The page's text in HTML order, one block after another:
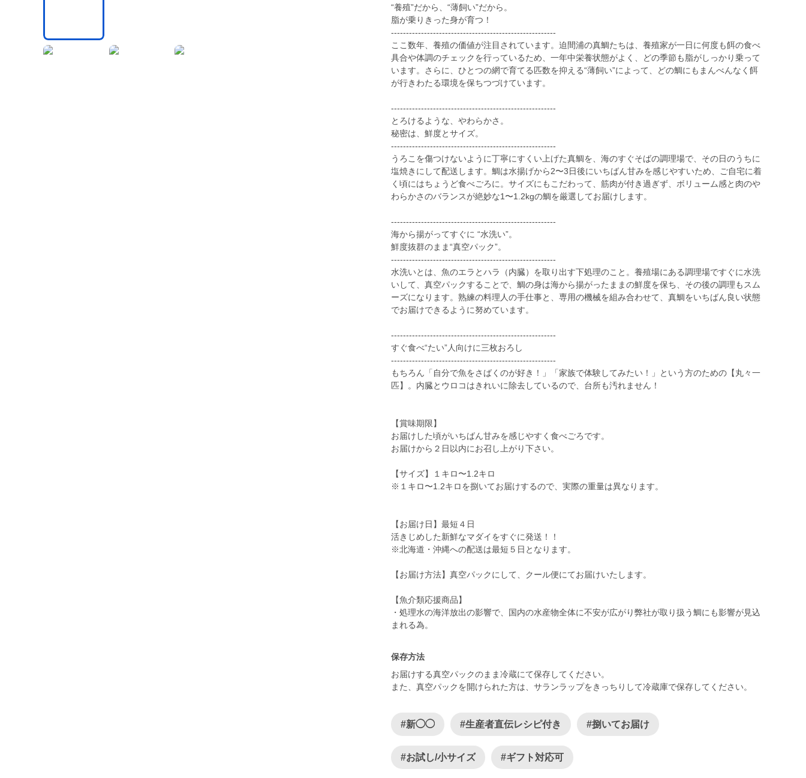
“養殖”だから、“薄飼い”だから。
脂が乗りきった身が育つ！
-------------------------------------------------------
ここ数年、養殖の価値が注目されています。迫間浦の真鯛たちは、養殖家が一日に何度も餌の食べ
具合や体調のチェックを行っているため、一年中栄養状態がよく、どの季節も脂がしっかり乗って
います。さらに、ひとつの網で育てる匹数を抑える“薄飼い”によって、どの鯛にもまんべんなく餌
が行きわたる環境を保ちつづけています。
-------------------------------------------------------
とろけるような、やわらかさ。
秘密は、鮮度とサイズ。
-------------------------------------------------------
うろこを傷つけないように丁寧にすくい上げた真鯛を、海のすぐそばの調理場で、その日のうちに
塩焼きにして配送します。鯛は水揚げから2〜3日後にいちばん甘みを感じやすいため、ご自宅に着
く頃にはちょうど食べごろに。サイズにもこだわって、筋肉が付き過ぎず、ボリューム感と肉のや
わらかさのバランスが絶妙な1〜1.2kgの鯛を厳選してお届けします。
-------------------------------------------------------
海から揚がってすぐに “水洗い”。
鮮度抜群のまま“真空パック”。
-------------------------------------------------------
水洗いとは、魚のエラとハラ（内臓）を取り出す下処理のこと。養殖場にある調理場ですぐに水洗
いして、真空パックすることで、鯛の身は海から揚がったままの鮮度を保ち、その後の調理もスム
ーズになります。熟練の料理人の手仕事と、専用の機械を組み合わせて、真鯛をいちばん良い状態
でお届けできるように努めています。
-------------------------------------------------------
すぐ食べ“たい”人向けに三枚おろし
-------------------------------------------------------
もちろん「自分で魚をさばくのが好き！」「家族で体験してみたい！」という方のための【丸々一
匹】。内臓とウロコはきれいに除去しているので、台所も汚れません！
【賞味期限】
お届けした頃がいちばん甘みを感じやすく食べごろです。
お届けから２日以内にお召し上がり下さい。
【サイズ】１キロ〜1.2キロ
※１キロ〜1.2キロを捌いてお届けするので、実際の重量は異なります。
【お届け日】最短４日
活きじめした新鮮なマダイをすぐに発送！！
※北海道・沖縄への配送は最短５日となります。
【お届け方法】真空パックにして、クール便にてお届けいたします。
【魚介類応援商品】
・処理水の海洋放出の影響で、国内の水産物全体に不安が広がり弊社が取り扱う鯛にも影響が見込
保存方法
お届けする真空パックのまま冷蔵にて保存してください。
また、真空パックを開けられた方は、サランラップをきっちりして冷蔵庫で保存してください。
#新◯◯ #生産者直伝レシピ付き #捌いてお届け
#お試し/小サイズ #ギフト対応可